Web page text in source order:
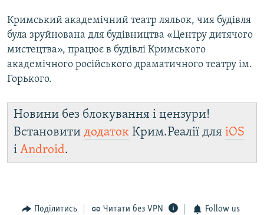
Кримський академічний театр ляльок, чия будівля
була зруйнована для будівництва «Центру дитячого
мистецтва», працює в будівлі Кримського
академічного російського драматичного театру ім.
Горького.
Новини без блокування і цензури!
Встановити додаток Крим.Реалії для iOS
і Android.
Поділитись Читати без VPN Follow us